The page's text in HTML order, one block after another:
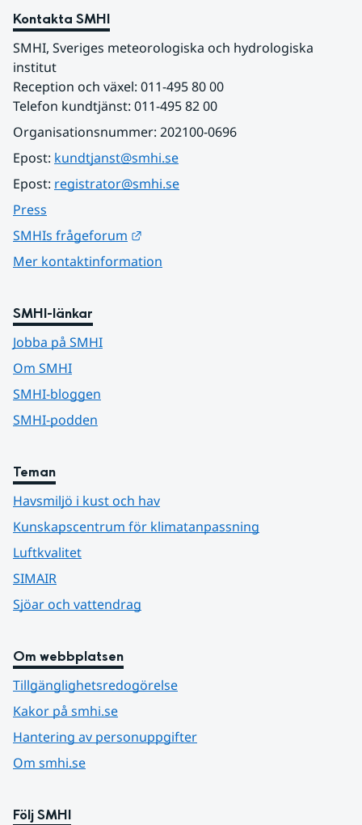
Kontakta SMHI
SMHI, Sveriges meteorologiska och hydrologiska
institut
Reception och växel: 011-495 80 00
Telefon kundtjänst: 011-495 82 00
Organisationsnummer: 202100-0696
Epost: kundtjanst@smhi.se
Epost: registrator@smhi.se
Press
SMHIs frågeforum
Mer kontaktinformation
SMHI-länkar
Jobba på SMHI
Om SMHI
SMHI-bloggen
SMHI-podden
Teman
Havsmiljö i kust och hav
Kunskapscentrum för klimatanpassning
Luftkvalitet
SIMAIR
Sjöar och vattendrag
Om webbplatsen
Tillgänglighetsredogörelse
Kakor på smhi.se
Hantering av personuppgifter
Om smhi.se
Följ SMHI